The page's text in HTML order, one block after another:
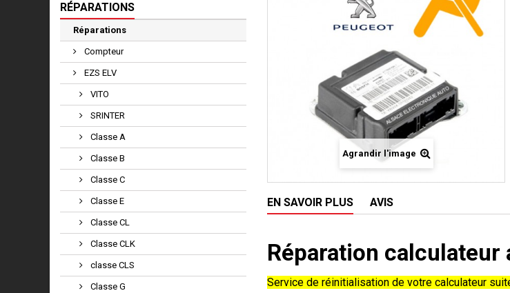
RÉPARATIONS
Réparations
Compteur
EZS ELV
VITO
SRINTER
Classe A
Classe B
Classe C
Classe E
Classe CL
Classe CLK
classe CLS
Classe G
Agrandir l'image
EN SAVOIR PLUS AVIS
Réparation
Service de réinitialisation de votre calculateur